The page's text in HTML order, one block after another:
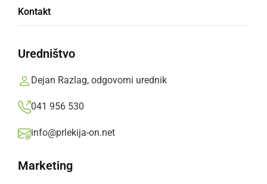
Kontakt
Uredništvo
Dejan Razlag, odgovorni urednik
041 956 530
info@prlekija-on.net
Marketing